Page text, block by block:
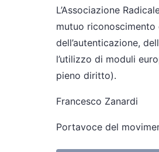
L’Associazione
mutuo
dell’autenticazione,
l’utilizzo di moduli
pieno diritto).
Francesco Zanardi
Portavoce del